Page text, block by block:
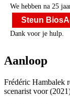
We hebben na 25
Steun
Dank voor je hulp.
Aanloop
Frédéric Hambalek
scenarist voor